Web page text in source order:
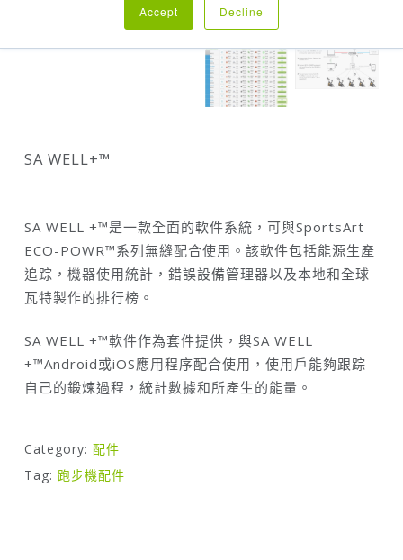
Accept Decline
SA WELL+™
SA WELL +™是一款全面的軟件系統，可與SportsArt
ECO-POWR™系列無縫配合使用。該軟件包括能源生產
追踪，機器使用統計，錯誤設備管理器以及本地和全球
瓦特製作的排行榜。
SA WELL +™軟件作為套件提供，與SA WELL
+™Android或iOS應用程序配合使用，使用戶能夠跟踪
自己的鍛煉過程，統計數據和所產生的能量。
Category: 配件
Tag: 跑步機配件